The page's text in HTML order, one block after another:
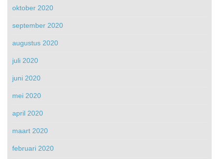
oktober 2020
september 2020
augustus 2020
juli 2020
juni 2020
mei 2020
april 2020
maart 2020
februari 2020